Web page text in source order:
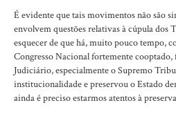
É evidente que tais movimentos não são
envolvem questões relativas à cúpula dos
esquecer de que há, muito pouco tempo,
Congresso Nacional fortemente cooptado,
Judiciário, especialmente o Supremo
institucionalidade e preservou o Estado
ainda é preciso estarmos atentos à